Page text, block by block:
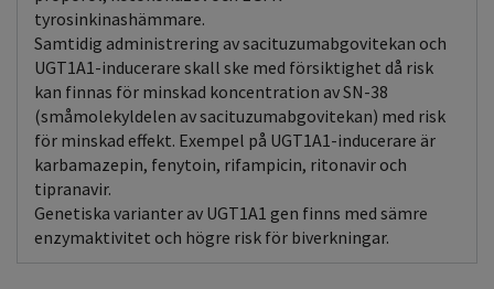
tyrosinkinashämmare.
Samtidig administrering av sacituzumabgovitekan och
UGT1A1-inducerare skall ske med försiktighet då risk
kan finnas för minskad koncentration av SN-38
(småmolekyldelen av sacituzumabgovitekan) med risk
för minskad effekt. Exempel på UGT1A1-inducerare är
karbamazepin, fenytoin, rifampicin, ritonavir och
tipranavir.
Genetiska varianter av UGT1A1 gen finns med sämre
enzymaktivitet och högre risk för biverkningar.